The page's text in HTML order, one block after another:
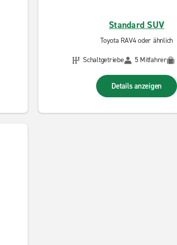
Standard SUV
Toyota RAV4 oder ähnlich
Schaltgetriebe
5 Mitfahrer
Details anzeigen